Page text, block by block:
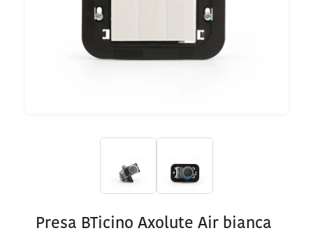
Presa BTicino Axolute Air bianca